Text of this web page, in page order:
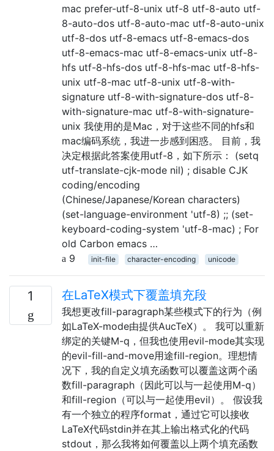
mac prefer-utf-8-unix utf-8 utf-8-auto utf-
8-auto-dos utf-8-auto-mac utf-8-auto-unix
utf-8-dos utf-8-emacs utf-8-emacs-dos
utf-8-emacs-mac utf-8-emacs-unix utf-8-
hfs utf-8-hfs-dos utf-8-hfs-mac utf-8-hfs-
unix utf-8-mac utf-8-unix utf-8-with-
signature utf-8-with-signature-dos utf-8-
with-signature-mac utf-8-with-signature-
unix 我使用的是Mac，对于这些不同的hfs和
mac编码系统，我进一步感到困惑。 目前，我
决定根据此答案使用utf-8，如下所示： (setq
utf-translate-cjk-mode nil) ; disable CJK
coding/encoding
(Chinese/Japanese/Korean characters)
(set-language-environment 'utf-8) ;; (set-
keyboard-coding-system 'utf-8-mac) ; For
old Carbon emacs …
9
init-file character-encoding unicode
1 在LaTeX模式下覆盖填充段
我想更改fill-paragraph某些模式下的行为（例
如LaTeX-mode由提供AucTeX）。 我可以重新
绑定的关键M-q，但我也使用evil-mode其实现
的evil-fill-and-move用途fill-region。理想情
况下，我的自定义填充函数可以覆盖这两个函
数fill-paragraph（因此可以与一起使用M-q）
和fill-region（可以与一起使用evil）。 假设我
有一个独立的程序format，通过它可以接收
LaTeX代码stdin并在其上输出格式化的代码
stdout，那么我将如何覆盖以上两个填充函数